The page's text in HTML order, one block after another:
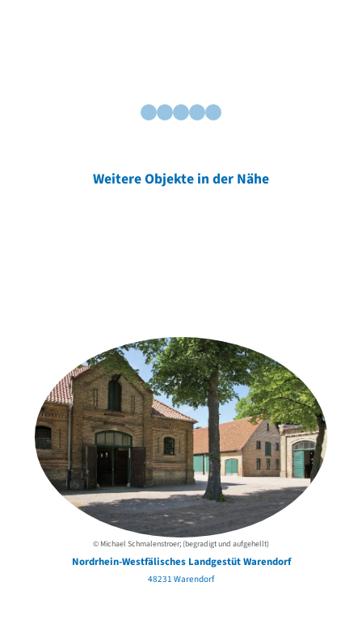
Weitere Objekte in der Nähe
© Michael Schmalenstroer; (begradigt und aufgehellt)
Nordrhein-Westfälisches Landgestüt Warendorf
48231 Warendorf